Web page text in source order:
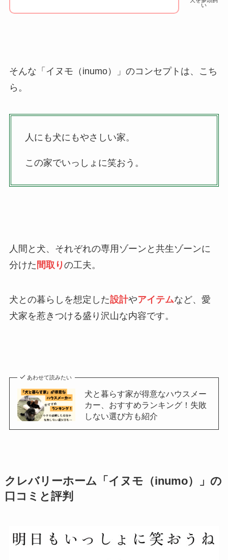
い
そんな「イヌモ（inumo）」のコンセプトは、こち
ら。
人にも犬にもやさしい家。
この家でいっしょに笑おう。
人間と犬、それぞれの専用ゾーンと共生ゾーンに
分けた 間取りの工夫。
犬との暮らしを想定した設計やアイテムなど、愛
犬家を惹きつける盛り沢山な内容です。
あわせて読みたい
犬と暮らす家が得意なハウスメー
カー、おすすめランキング！失敗
しない選び方も紹介
クレバリーホーム「イヌモ（inumo）」の
口コミと評判